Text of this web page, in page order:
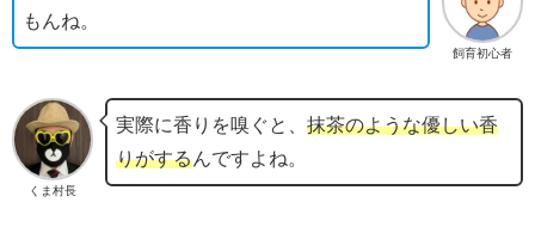
飼育初心者
もんね。
くま村長
実際に香りを嗅ぐと、抹茶のような優しい香
りがするんですよね。